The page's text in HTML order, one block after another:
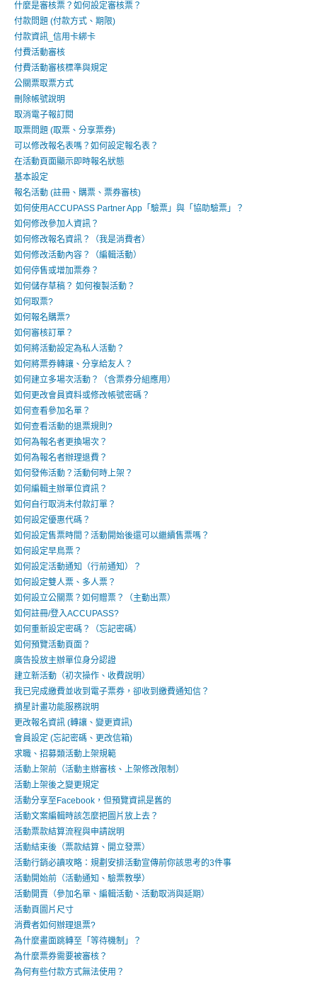
什麼是審核票？如何設定審核票？
付款問題 (付款方式、期限)
付款資訊_信用卡綁卡
付費活動審核
付費活動審核標準與規定
公關票取票方式
刪除帳號說明
取消電子報訂閱
取票問題 (取票、分享票券)
可以修改報名表嗎？如何設定報名表？
在活動頁面顯示即時報名狀態
基本設定
報名活動 (註冊、購票、票券審核)
如何使用ACCUPASS Partner App「驗票」與「協助驗票」？
如何修改參加人資訊？
如何修改報名資訊？（我是消費者）
如何修改活動內容？（編輯活動）
如何停售或增加票券？
如何儲存草稿？ 如何複製活動？
如何取票?
如何報名購票?
如何審核訂單？
如何將活動設定為私人活動？
如何將票券轉讓、分享給友人？
如何建立多場次活動？（含票券分組應用）
如何更改會員資料或修改帳號密碼？
如何查看參加名單？
如何查看活動的退票規則?
如何為報名者更換場次？
如何為報名者辦理退費？
如何發佈活動？活動何時上架？
如何編輯主辦單位資訊？
如何自行取消未付款訂單？
如何設定優惠代碼？
如何設定售票時間？活動開始後還可以繼續售票嗎？
如何設定早鳥票？
如何設定活動通知（行前通知）？
如何設定雙人票、多人票？
如何設立公關票？如何贈票？（主動出票）
如何註冊/登入ACCUPASS?
如何重新設定密碼？（忘記密碼）
如何預覽活動頁面？
廣告投放主辦單位身分認證
建立新活動（初次操作、收費說明）
我已完成繳費並收到電子票券，卻收到繳費通知信？
摘星計畫功能服務說明
更改報名資訊 (轉讓、變更資訊)
會員設定 (忘記密碼、更改信箱)
求職、招募類活動上架規範
活動上架前（活動主辦審核、上架修改限制）
活動上架後之變更規定
活動分享至Facebook，但預覽資訊是舊的
活動文案編輯時該怎麼把圖片放上去？
活動票款結算流程與申請說明
活動結束後（票款結算、開立發票）
活動行銷必讀攻略：規劃安排活動宣傳前你該思考的3件事
活動開始前（活動通知、驗票教學）
活動開賣（參加名單、編輯活動、活動取消與延期）
活動頁圖片尺寸
消費者如何辦理退票?
為什麼畫面跳轉至「等待機制」？
為什麼票券需要被審核？
為何有些付款方式無法使用？